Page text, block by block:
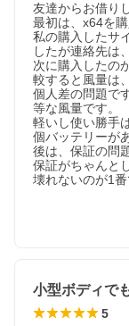
友達からお借り
最初は、x64を
私の購入したサ
したが連絡先は
次に購入したの
較すると風量は
個人差の問題で
等な風量です。
軽いし使い勝手
個バッテリーが
後は、保証の問
保証がちゃんと
壊れないのが1番
小型ボディで
5